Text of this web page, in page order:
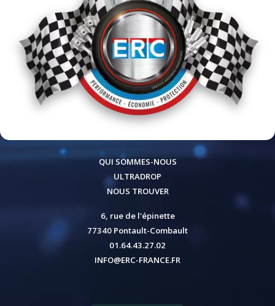
QUI SOMMES-NOUS
ULTRADROP
NOUS TROUVER
6, rue de l'épinette
77340 Pontault-Combault
01.64.43.27.02
INFO@ERC-FRANCE.FR